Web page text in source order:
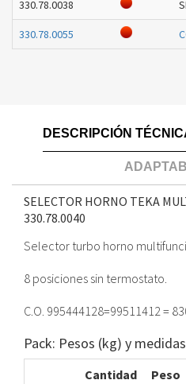
330.78.0038
330.78.0055
DESCRIPCIÓN
SELECTOR HORNO TEKA
330.78.0040
Selector turbo horno
8 posiciones sin termostato.
C.O. 995444128=99511412 =
Pack: Pesos (kg) y
Cantidad Peso